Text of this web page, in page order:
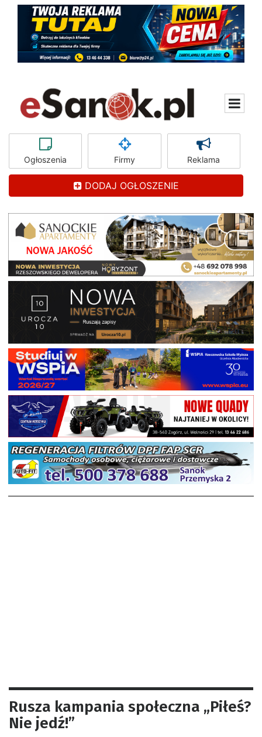
Ogłoszenia Firmy Reklama
DODAJ OGŁOSZENIE
Rusza kampania społeczna „Piłeś?
Nie jedź!”